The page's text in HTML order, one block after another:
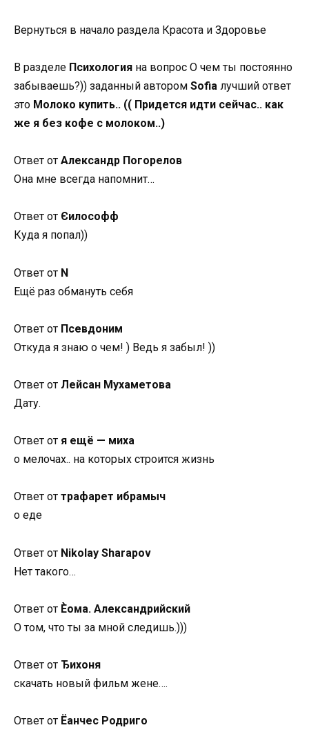
Вернуться в начало раздела Красота и Здоровье
В разделе Психология на вопрос О чем ты постоянно
забываешь?)) заданный автором Sofia лучший ответ
это Молоко купить.. (( Придется идти сейчас.. как
же я без кофе с молоком..)
Ответ от Александр Погорелов
Она мне всегда напомнит…
Ответ от Єилософф
Куда я попал))
Ответ от N
Ещё раз обмануть себя
Ответ от Псевдоним
Откуда я знаю о чем! ) Ведь я забыл! ))
Ответ от Лейсан Мухаметова
Дату.
Ответ от я ещё — миха
о мелочах.. на которых строится жизнь
Ответ от трафарет ибрамыч
о еде
Ответ от Nikolay Sharapov
Нет такого…
Ответ от Ѐома. Александрийский
О том, что ты за мной следишь.)))
Ответ от Ђихоня
скачать новый фильм жене….
Ответ от Ёанчес Родриго